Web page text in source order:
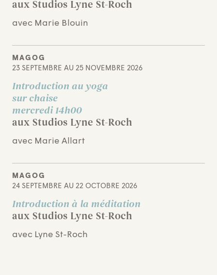
aux Studios Lyne St-Roch
avec Marie Blouin
MAGOG
23 SEPTEMBRE AU 25 NOVEMBRE 2026
Introduction au yoga
sur chaise
mercredi 14h00
aux Studios Lyne St-Roch
avec Marie Allart
MAGOG
24 SEPTEMBRE AU 22 OCTOBRE 2026
Introduction à la méditation
aux Studios Lyne St-Roch
avec Lyne St-Roch